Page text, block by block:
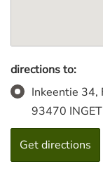
directions to:
Inkeentie 34,
93470 INGET